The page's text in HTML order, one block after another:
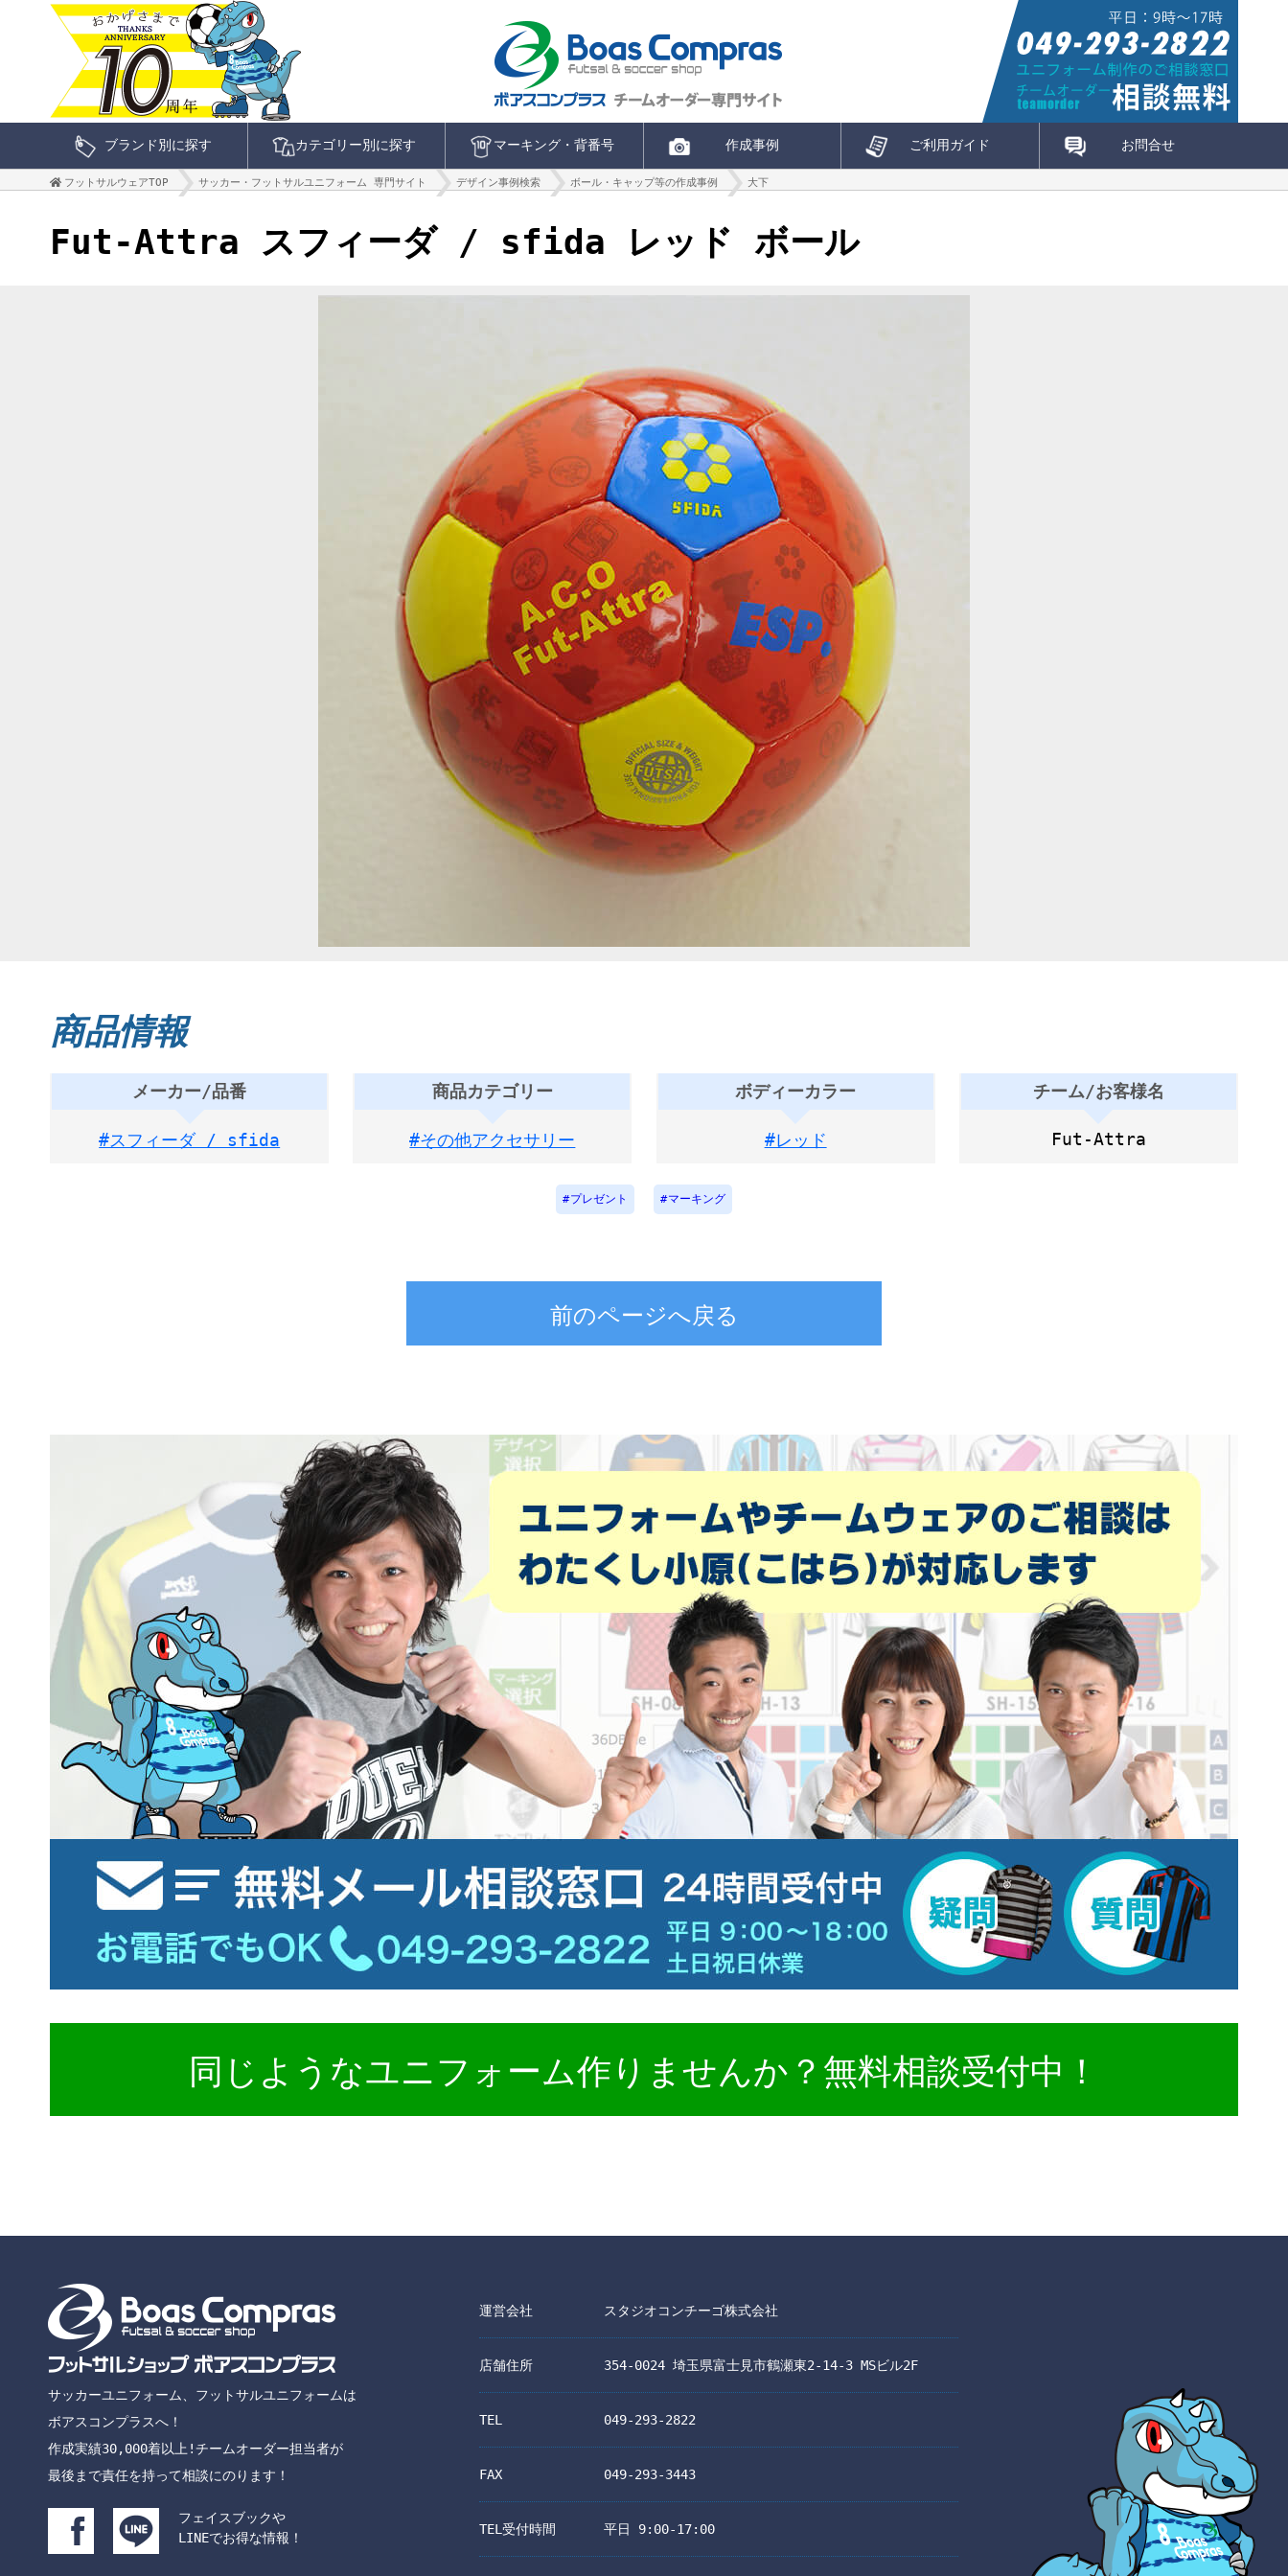
ブランド別に探す カテゴリー別に探す マーキング・背番号 作成事例 ご利用ガイド お問合せ
フットサルウェアTOP サッカー・フットサルユニフォーム 専門サイト デザイン事例検索 ボール・キャップ等の作成事例 大下
Fut-Attra スフィーダ / sfida レッド ボール
商品情報
メーカー/品番
#スフィーダ / sfida
商品カテゴリー
#その他アクセサリー
ボディーカラー
#レッド
チーム/お客様名
Fut-Attra
プレゼント マーキング
前のページへ戻る
同じようなユニフォーム作りませんか？無料相談受付中！
サッカーユニフォーム、フットサルユニフォームは
ボアスコンプラスへ！
作成実績30,000着以上!チームオーダー担当者が
最後まで責任を持って相談にのります！
フェイスブックや
LINEでお得な情報！
運営会社 スタジオコンチーゴ株式会社
店舗住所 354-0024 埼玉県富士見市鶴瀬東2-14-3 MSビル2F
TEL 049-293-2822
FAX 049-293-3443
TEL受付時間 平日 9:00-17:00